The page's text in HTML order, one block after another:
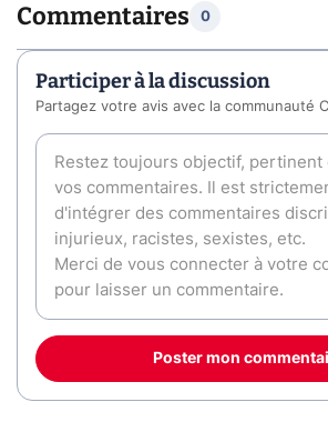
Commentaires 0
Participer à la discussion
Partagez votre avis avec la communauté
Poster mon